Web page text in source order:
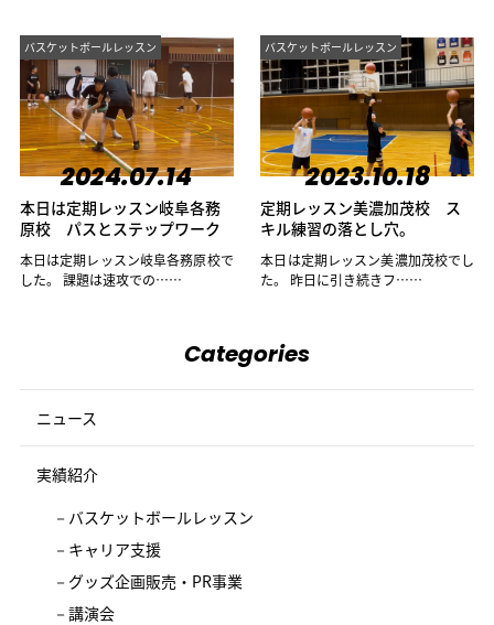
バスケットボールレッスン
2024.07.14
本日は定期レッスン岐阜各務
原校 パスとステップワーク
本日は定期レッスン岐阜各務原校で
した。 課題は速攻での……
バスケットボールレッスン
2023.10.18
定期レッスン美濃加茂校 ス
キル練習の落とし穴。
本日は定期レッスン美濃加茂校でし
た。 昨日に引き続きフ……
Categories
ニュース
実績紹介
バスケットボールレッスン
キャリア支援
グッズ企画販売・PR事業
講演会